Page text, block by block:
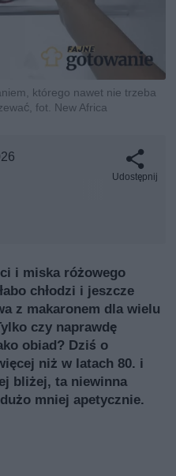
którego nawet nie trzeba
fot. New Africa
Udostępnij
i miska różowego
chłodzi i jeszcze
z makaronem dla wielu
czy naprawdę
obiad? Dziś o
niż w latach 80. i
bliżej, ta niewinna
mniej apetycznie.